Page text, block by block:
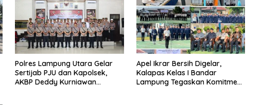
Polres Lampung Utara Gelar
Sertijab PJU dan Kapolsek,
AKBP Deddy Kurniawan
Apel Ikrar Bersih Digelar,
Kalapas Kelas I Bandar
Lampung Tegaskan Komitmen